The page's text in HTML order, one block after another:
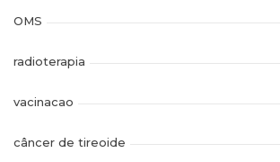
OMS
radioterapia
vacinacao
câncer de tireoide